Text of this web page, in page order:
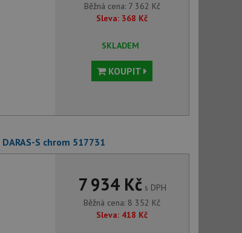
Běžná cena: 7 362 Kč
Sleva: 368 Kč
SKLADEM
KOUPIT
S chrom 517731
7 934 Kčs DPH
Běžná cena: 8 352 Kč
Sleva: 418 Kč